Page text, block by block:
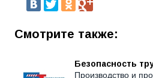
Смотрите также:
Безопасность
Производство и